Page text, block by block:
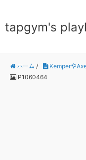
tapgym's
ホーム / Kemperや
P1060464